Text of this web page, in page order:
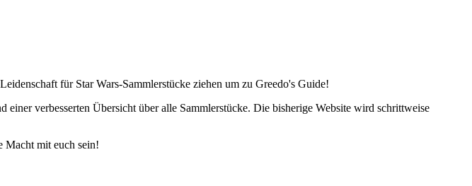
für Star Wars-Sammlerstücke ziehen um zu Greedo's Guide!
verbesserten Übersicht über alle Sammlerstücke. Die bisherige Website wird schrittweise
Macht mit euch sein!